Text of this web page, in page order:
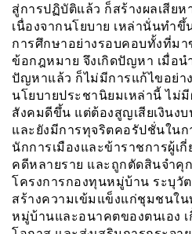
สู่การปฏิบัติแล้ว ก็สร้างผลเสียห
เนื่องจากนโยบาย เหล่านั่นทำขึ้
การศึกษาอย่างรอบคอบทั้งที่มา
ข้อกฎหมาย จึงเกิดปัญหา เมื่อน
ปัญหาแล้ว ก็ไม่มีการแก้ไขอย่า
นโยบายประชานิยมเหล่านี้ ไม่
สังคมดีขึ้น แต่ต้องสูญเสียเงินง
และยังมีการทุจริตคอรัปชั่นในก
นักการเมืองและข้าราชการผู้เ
คดีหลายราย และถูกตัดสินจำคุ
โครงการกองทุนหมู่บ้าน ระบุวั
สร้างความเข้มแข็งแก่ชุมชนใ
หมู่บ้านและอนาคตของตนเอง